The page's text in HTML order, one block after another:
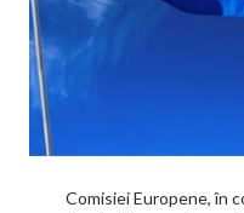
Comisiei Europene, în